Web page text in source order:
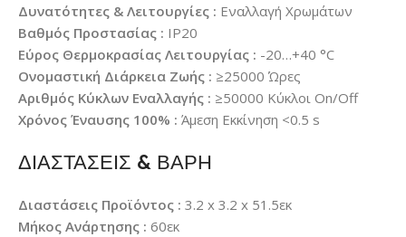
Δυνατότητες & Λειτουργίες : Εναλλαγή Χρωμάτων
Βαθμός Προστασίας : IP20
Εύρος Θερμοκρασίας Λειτουργίας : -20…+40 °C
Ονομαστική Διάρκεια Ζωής : ≥25000 Ώρες
Αριθμός Κύκλων Εναλλαγής : ≥50000 Κύκλοι On/Off
Χρόνος Έναυσης 100% : Άμεση Εκκίνηση <0.5 s
ΔΙΑΣΤΑΣΕΙΣ & ΒΑΡΗ
Διαστάσεις Προϊόντος : 3.2 x 3.2 x 51.5εκ
Μήκος Ανάρτησης : 60εκ